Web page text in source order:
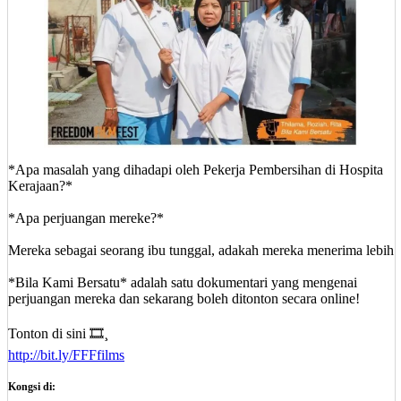
*Apa masalah yang dihadapi oleh Pekerja Pembersihan di Hospita
Kerajaan?*
*Apa perjuangan mereke?*
Mereka sebagai seorang ibu tunggal, adakah mereka menerima lebih
*Bila Kami Bersatu* adalah satu dokumentari yang mengenai
perjuangan mereka dan sekarang boleh ditonton secara online!
Tonton di sini 🎞️¸
http://bit.ly/FFFfilms
Kongsi di: